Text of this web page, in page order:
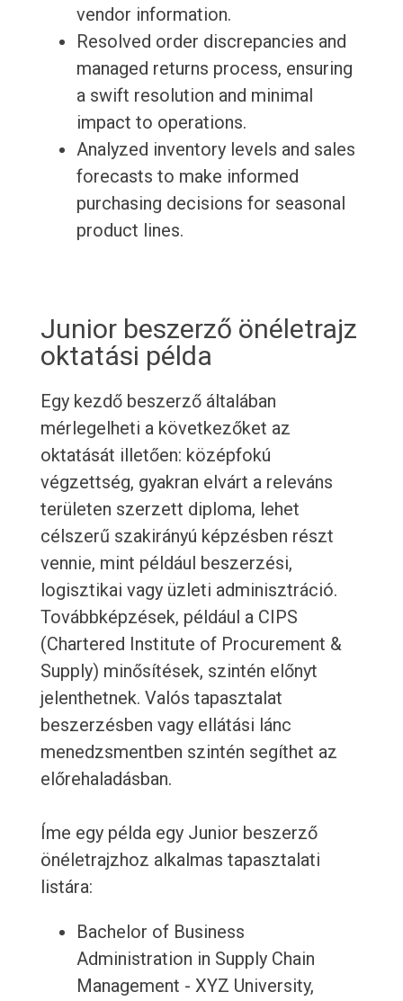
vendor information.
Resolved order discrepancies and
managed returns process, ensuring
a swift resolution and minimal
impact to operations.
Analyzed inventory levels and sales
forecasts to make informed
purchasing decisions for seasonal
product lines.
Junior beszerző önéletrajz
oktatási példa
Egy kezdő beszerző általában
mérlegelheti a következőket az
oktatását illetően: középfokú
végzettség, gyakran elvárt a releváns
területen szerzett diploma, lehet
célszerű szakirányú képzésben részt
vennie, mint például beszerzési,
logisztikai vagy üzleti adminisztráció.
Továbbképzések, például a CIPS
(Chartered Institute of Procurement &
Supply) minősítések, szintén előnyt
jelenthetnek. Valós tapasztalat
beszerzésben vagy ellátási lánc
menedzsmentben szintén segíthet az
előrehaladásban.
Íme egy példa egy Junior beszerző
önéletrajzhoz alkalmas tapasztalati
listára:
Bachelor of Business
Administration in Supply Chain
Management - XYZ University,